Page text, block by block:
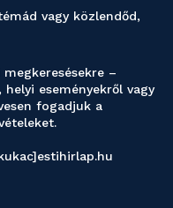
vagy közlendőd,
–
eseményekről vagy
fogadjuk a